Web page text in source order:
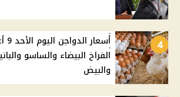
4
الفراخ البيضاء والساسو
والبيض